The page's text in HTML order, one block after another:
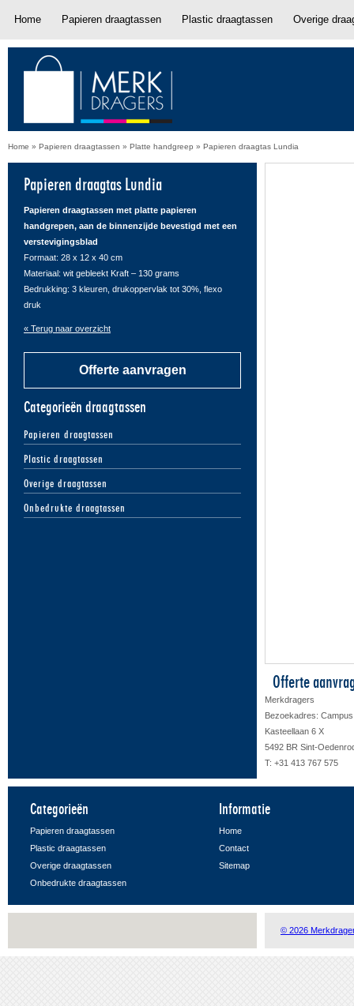
Home Papieren draagtassen Plastic draagtassen Overige
Home » Papieren draagtassen » Platte handgreep » Papieren draagtas Lundia
Papieren draagtas Lundia
Papieren draagtassen met platte papieren
handgrepen, aan de binnenzijde bevestigd met een
verstevigingsblad
Formaat: 28 x 12 x 40 cm
Materiaal: wit gebleekt Kraft – 130 grams
Bedrukking: 3 kleuren, drukoppervlak tot 30%, flexo
druk
« Terug naar overzicht
Offerte aanvragen
Categorieën draagtassen
Papieren draagtassen
Plastic draagtassen
Overige draagtassen
Onbedrukte draagtassen
Offerte
Merkdragers
Bezoekadres:
Kasteellaan 6 X
5492 BR Sint-
T: +31 413 767 575
Categorieën
Papieren draagtassen
Plastic draagtassen
Overige draagtassen
Onbedrukte draagtassen
Informatie
Home
Contact
Sitemap
© 2026